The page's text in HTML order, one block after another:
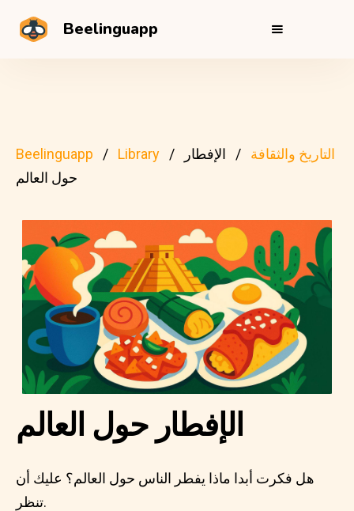
Beelinguapp
Beelinguapp Library التاريخ والثقافة
الإفطار
حول العالم
الإفطار حول العالم
هل فكرت أبدا ماذا يفطر الناس حول العالم؟ عليك أن
تنظر.